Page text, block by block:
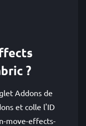
?
Addons de
et colle l'ID
move-effects-